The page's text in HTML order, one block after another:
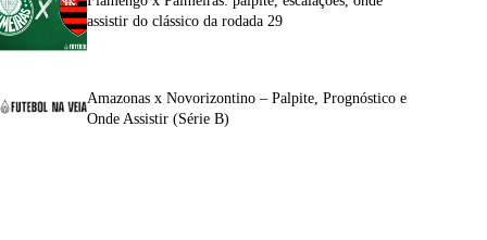
assistir do clássico da rodada 29
Amazonas x Novorizontino – Palpite, Prognóstico e
Onde Assistir (Série B)